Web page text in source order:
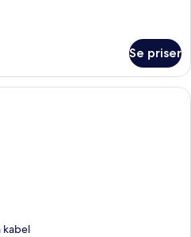
Se priser
Et hotelværelse med en stor seng,
kabel